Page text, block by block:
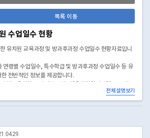
목록 이동
수업일수 현황
유치원 교육과정 및 방과후과정 수업일수 현황자료입니
연령별 수업일수, 특수학급 및 방과후과정 수업일수 등 유
전반적인 정보를 제공합니다.
에서 제공되는 자료를 바탕으로 작성되었습니다.
중부교육지원청으로 해주시기 바랍니다.
전체 설명보기